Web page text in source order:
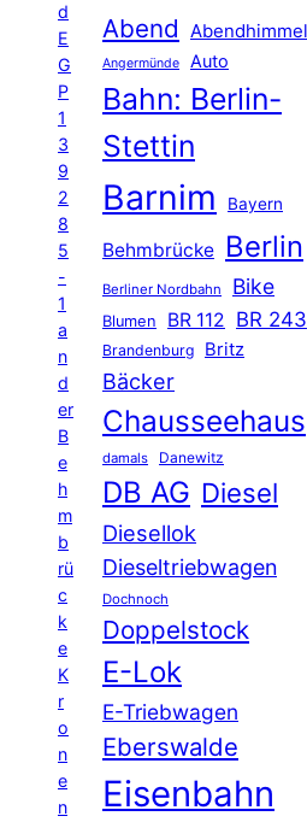
d
E
G
P
1
3
9
2
8
5
-
1
a
n
d
er
B
e
h
m
b
rü
c
k
e
K
r
o
n
e
n
Abend Abendhimmel
Angermünde Auto
Bahn: Berlin-
Stettin
Barnim Bayern
Behmbrücke Berlin
Berliner Nordbahn Bike
Blumen BR 112 BR 243
Brandenburg Britz
Bäcker
Chausseehaus
damals Danewitz
DB AG Diesel
Diesellok
Dieseltriebwagen
Dochnoch
Doppelstock
E-Lok
E-Triebwagen
Eberswalde
Eisenbahn